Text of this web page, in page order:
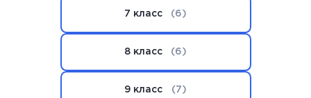
7 класс (6)
8 класс (6)
9 класс (7)